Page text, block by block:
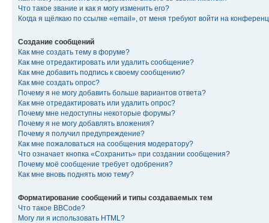
Что такое звание и как я могу изменить его?
Когда я щёлкаю по ссылке «email», от меня требуют войти на
Создание сообщений
Как мне создать тему в форуме?
Как мне отредактировать или удалить сообщение?
Как мне добавить подпись к своему сообщению?
Как мне создать опрос?
Почему я не могу добавить больше вариантов ответа?
Как мне отредактировать или удалить опрос?
Почему мне недоступны некоторые форумы?
Почему я не могу добавлять вложения?
Почему я получил предупреждение?
Как мне пожаловаться на сообщения модератору?
Что означает кнопка «Сохранить» при создании сообщения?
Почему моё сообщение требует одобрения?
Как мне вновь поднять мою тему?
Форматирование сообщений и типы создаваемых тем
Что такое BBCode?
Могу ли я использовать HTML?